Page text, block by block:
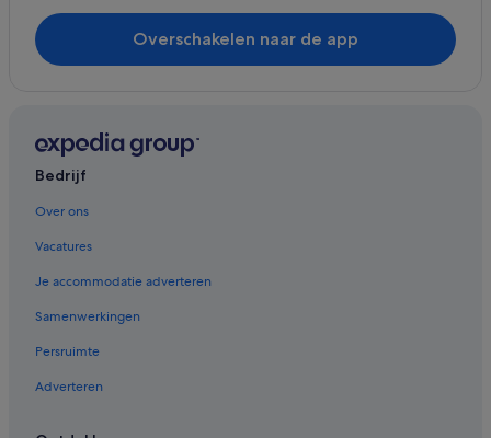
Overschakelen naar de app
Bedrijf
Over ons
Vacatures
Je accommodatie adverteren
Samenwerkingen
Persruimte
Adverteren